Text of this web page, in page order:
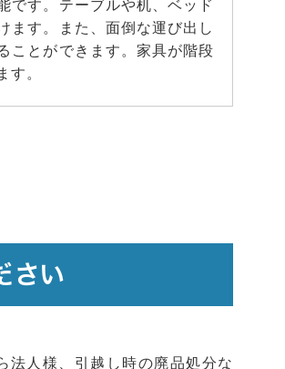
です。テーブルや机、ベッド
ます。また、面倒な運び出し
ことができます。家具が階段
す。
さい
法人様、引越し時の廃品処分な